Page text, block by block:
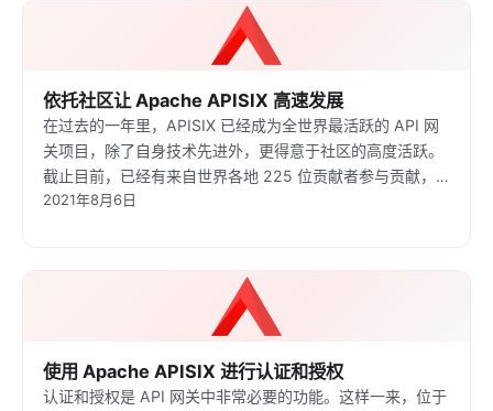
依托社区让 Apache APISIX 高速发展
在过去的一年里，APISIX 已经成为全世界最活跃的 API 网
关项目，除了自身技术先进外，更得意于社区的高度活跃。
截止目前，已经有来自世界各地 225 位贡献者参与贡献，
并且还在保持高速增长。 本次分享会介绍 APISIX 在践行“社
2021年8月6日
使用 Apache APISIX 进行认证和授权
认证和授权是 API 网关中非常必要的功能。这样一来，位于